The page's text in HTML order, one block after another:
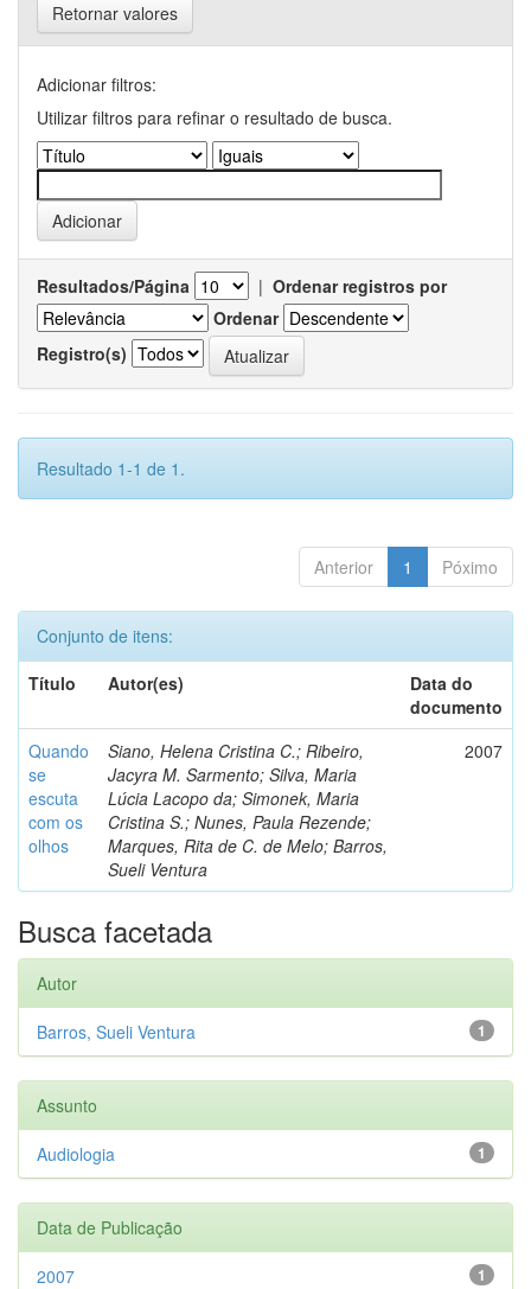
Retornar valores
Adicionar filtros:
Utilizar filtros para refinar o resultado de busca.
Resultados/Página | Ordenar registros por
Ordenar
Registro(s)
Resultado 1-1 de 1.
Anterior 1 Póximo
Conjunto de itens:
Título
Autor(es)
Data do
documento
Quando
se
escuta
com os
olhos
Siano, Helena Cristina C.; Ribeiro,
Jacyra M. Sarmento; Silva, Maria
Lúcia Lacopo da; Simonek, Maria
Cristina S.; Nunes, Paula Rezende;
Marques, Rita de C. de Melo; Barros,
Sueli Ventura
2007
Busca facetada
Autor
1
Barros, Sueli Ventura
Assunto
1
Audiologia
Data de Publicação
1
2007